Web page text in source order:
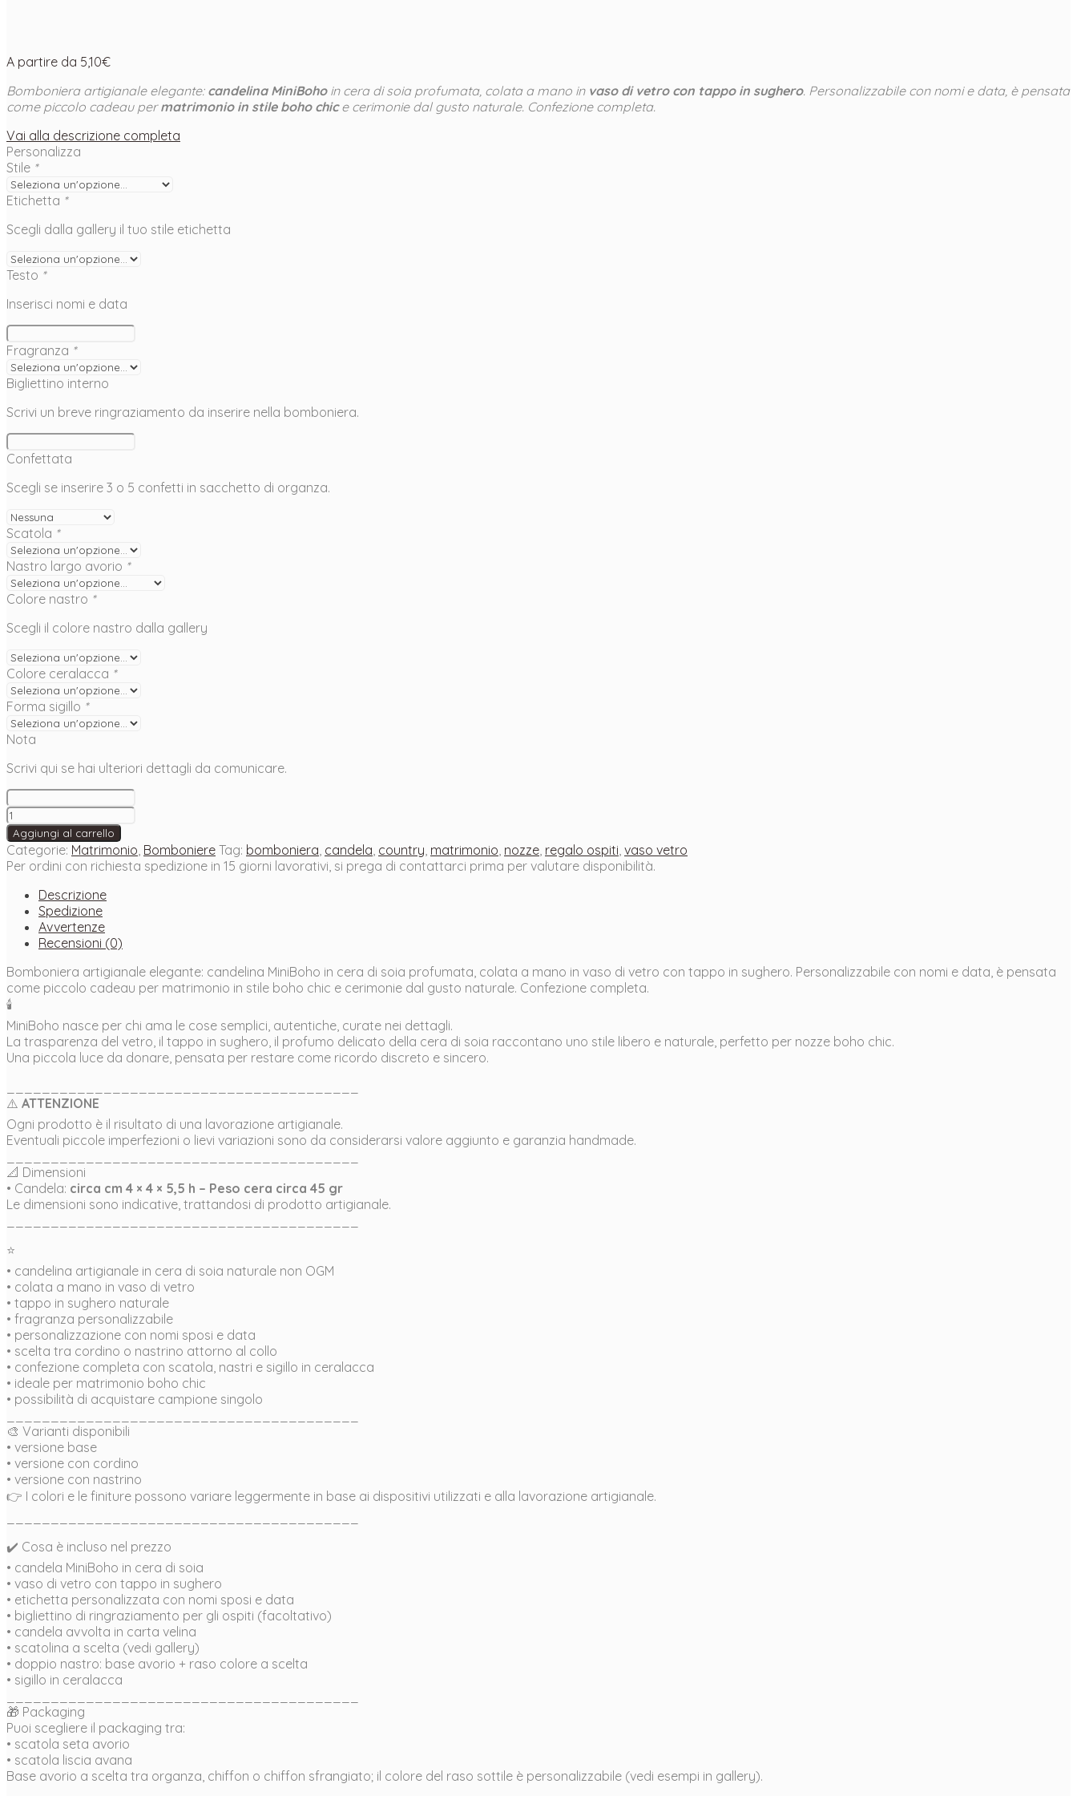
A partire da 5,10€
Bomboniera artigianale elegante: candelina MiniBohoin cera di soia profumata, colata a mano in vaso di vetro con tappo in sughero. Personalizzabile con nomi e data, è pensata
come piccolo cadeau permatrimonio in stile boho chice cerimonie dal gusto naturale. Confezione completa.
Vai alla descrizione completa
Personalizza
Stile *
Etichetta *
Scegli dalla gallery il tuo stile etichetta
Testo *
Inserisci nomi e data
Fragranza *
Bigliettino interno
Scrivi un breve ringraziamento da inserire nella bomboniera.
Confettata
Scegli se inserire 3 o 5 confetti in sacchetto di organza.
Scatola *
Nastro largo avorio *
Colore nastro *
Scegli il colore nastro dalla gallery
Colore ceralacca *
Forma sigillo *
Nota
Scrivi qui se hai ulteriori dettagli da comunicare.
Candela
MiniBoho
in
cera
soia
bomboniera
profumata
quantità
Aggiungi al carrello
Categorie: Matrimonio Bomboniere Tag: bomboniera candela country matrimonio nozze regalo ospiti vaso vetro
Per ordini con richiesta spedizione in 15 giorni lavorativi, si prega di contattarci prima per valutare disponibilità.
Descrizione
Spedizione
Avvertenze
Recensioni (0)
Bomboniera artigianale elegante: candelina MiniBoho in cera di soia profumata, colata a mano in vaso di vetro con tappo in sughero. Personalizzabile con nomi e data, è pensata
come piccolo cadeau per matrimonio in stile boho chic e cerimonie dal gusto naturale. Confezione completa.
🕯️
MiniBoho nasce per chi ama le cose semplici, autentiche, curate nei dettagli.
La trasparenza del vetro, il tappo in sughero, il profumo delicato della cera di soia raccontano uno stile libero e naturale, perfetto per nozze boho chic.
Una piccola luce da donare, pensata per restare come ricordo discreto e sincero.
⚠️ ATTENZIONE
Ogni prodotto è il risultato di una lavorazione artigianale.
Eventuali piccole imperfezioni o lievi variazioni sono da considerarsi valore aggiunto e garanzia handmade.
📐 Dimensioni
• Candela: circa cm 4 × 4 × 5,5 h – Peso cera circa 45 gr
Le dimensioni sono indicative, trattandosi di prodotto artigianale.
⭐
• candelina artigianale in cera di soia naturale non OGM
• colata a mano in vaso di vetro
• tappo in sughero naturale
• fragranza personalizzabile
• personalizzazione con nomi sposi e data
• scelta tra cordino o nastrino attorno al collo
• confezione completa con scatola, nastri e sigillo in ceralacca
• ideale per matrimonio boho chic
• possibilità di acquistare campione singolo
🎨 Varianti disponibili
• versione base
• versione con cordino
• versione con nastrino
👉 I colori e le finiture possono variare leggermente in base ai dispositivi utilizzati e alla lavorazione artigianale.
✔️ Cosa è incluso nel prezzo
• candela MiniBoho in cera di soia
• vaso di vetro con tappo in sughero
• etichetta personalizzata con nomi sposi e data
• bigliettino di ringraziamento per gli ospiti (facoltativo)
• candela avvolta in carta velina
• scatolina a scelta (vedi gallery)
• doppio nastro: base avorio + raso colore a scelta
• sigillo in ceralacca
🎁 Packaging
Puoi scegliere il packaging tra:
• scatola seta avorio
• scatola liscia avana
Base avorio a scelta tra organza, chiffon o chiffon sfrangiato; il colore del raso sottile è personalizzabile (vedi esempi in gallery).